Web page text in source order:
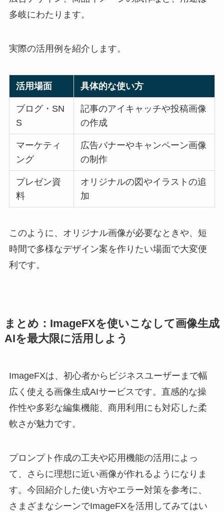
多岐にわたります。
実際の活用例を紹介します。
活用場面 具体的な使い方
ブログ・SN
S
記事のアイキャッチや投稿画像
の作成
マーケティ
ング
広告バナーやキャンペーン画像
の制作
プレゼン資
料
オリジナルの図やイラストの追
加
このように、オリジナル画像が必要なときや、短
時間で多様なデザイン案を作りたい場面で大変便
利です。
まとめ：ImageFXを使いこなして画像生成
AIを最大限に活用しよう
ImageFXは、初心者からビジネスユーザーまで幅
広く使える画像生成AIサービスです。直感的な操
作性や多彩な編集機能、商用利用にも対応した柔
軟さが魅力です。
プロンプト作成の工夫や応用機能の活用によっ
て、さらに理想に近い画像が作れるようになりま
す。今回紹介した使い方やエラー対策を参考に、
さまざまなシーンでImageFXを活用してみてはい